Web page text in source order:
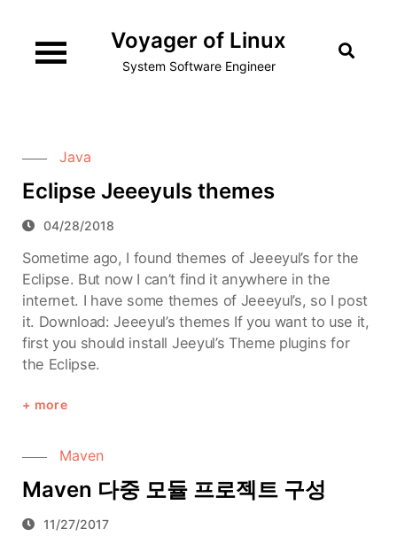
content
Voyager of Linux
System Software Engineer
Java
Eclipse Jeeeyuls themes
04/28/2018
Sometime ago, I found themes of Jeeeyul’s for the
Eclipse. But now I can’t find it anywhere in the
internet. I have some themes of Jeeeyul’s, so I post
it. Download: Jeeeyul’s themes If you want to use it,
first you should install Jeeyul’s Theme plugins for
the Eclipse.
more
Maven
Maven 다중 모듈 프로젝트 구성
11/27/2017